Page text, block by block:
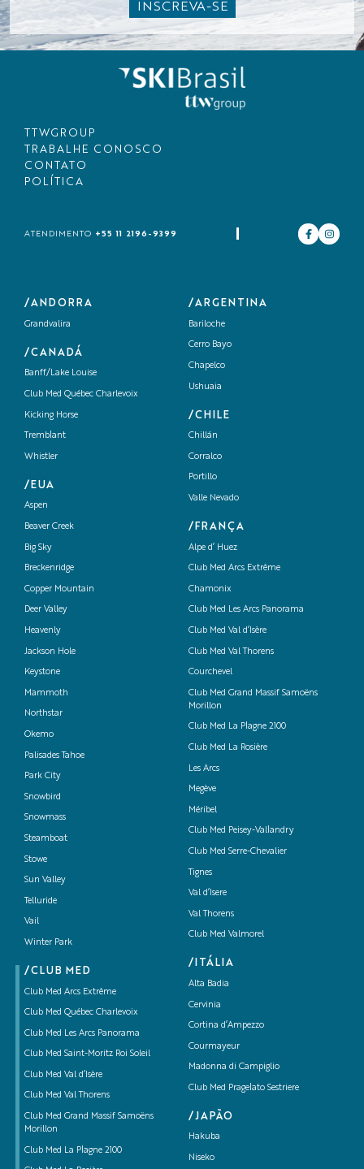
TTWGROUP
TRABALHE CONOSCO
CONTATO
POLÍTICA
ATENDIMENTO +55 11 2196-9399
/ANDORRA
Grandvalira
/CANADÁ
Banff/Lake Louise
Club Med Québec Charlevoix
Kicking Horse
Tremblant
Whistler
/EUA
Aspen
Beaver Creek
Big Sky
Breckenridge
Copper Mountain
Deer Valley
Heavenly
Jackson Hole
Keystone
Mammoth
Northstar
Okemo
Palisades Tahoe
Park City
Snowbird
Snowmass
Steamboat
Stowe
Sun Valley
Telluride
Vail
Winter Park
/CLUB MED
Club Med Arcs Extrême
Club Med Québec Charlevoix
Club Med Les Arcs Panorama
Club Med Saint-Moritz Roi Soleil
Club Med Val d’Isère
Club Med Val Thorens
Club Med Grand Massif Samoëns
Morillon
Club Med La Plagne 2100
/ARGENTINA
Bariloche
Cerro Bayo
Chapelco
Ushuaia
/CHILE
Chillán
Corralco
Portillo
Valle Nevado
/FRANÇA
Alpe d’ Huez
Club Med Arcs Extrême
Chamonix
Club Med Les Arcs Panorama
Club Med Val d’Isère
Club Med Val Thorens
Courchevel
Club Med Grand Massif Samoëns
Morillon
Club Med La Plagne 2100
Club Med La Rosière
Les Arcs
Megève
Méribel
Club Med Peisey-Vallandry
Club Med Serre-Chevalier
Tignes
Val d’Isere
Val Thorens
Club Med Valmorel
/ITÁLIA
Alta Badia
Cervinia
Cortina d’Ampezzo
Courmayeur
Madonna di Campiglio
Club Med Pragelato Sestriere
/JAPÃO
Hakuba
Niseko